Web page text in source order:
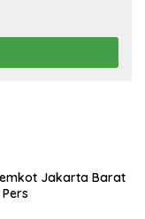
Jakarta Barat